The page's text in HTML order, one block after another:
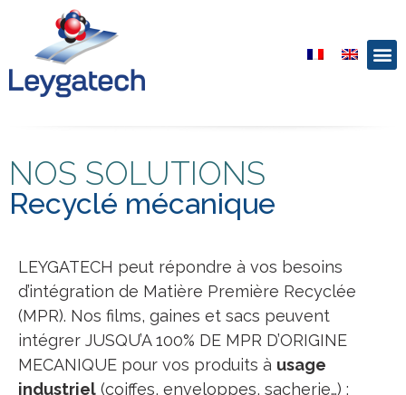
NOS SOLUTIONS
Recyclé mécanique
LEYGATECH peut répondre à vos besoins
d’intégration de Matière Première Recyclée
(MPR). Nos films, gaines et sacs peuvent
intégrer JUSQU’A 100% DE MPR D’ORIGINE
MECANIQUE pour vos produits à usage
industriel (coiffes, enveloppes, sacherie…) :